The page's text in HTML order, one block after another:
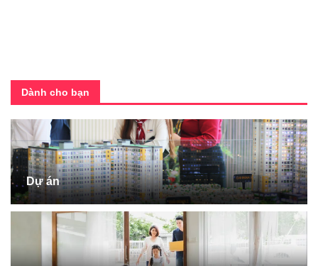
Dành cho bạn
Dự án